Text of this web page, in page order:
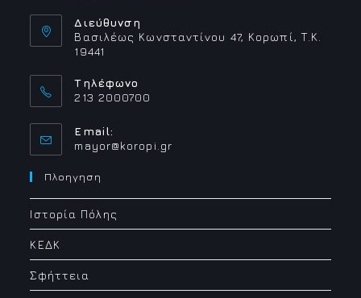
Διεύθυνση
Βασιλέως Κωνσταντίνου 47, Κορωπί, Τ.Κ.
19441
Τηλέφωνο
213 2000700
Email:
mayor@koropi.grOpens
Πλοηγηση
Ιστορία Πόλης
ΚΕΔΚ
Σφήττεια